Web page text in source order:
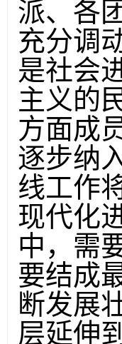
派、各
充分调
是社会
主义的
方面成
逐步纳
线工作
现代化
中，需
要结成
断发展
层延伸